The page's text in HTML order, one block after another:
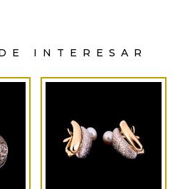
INTERESAR